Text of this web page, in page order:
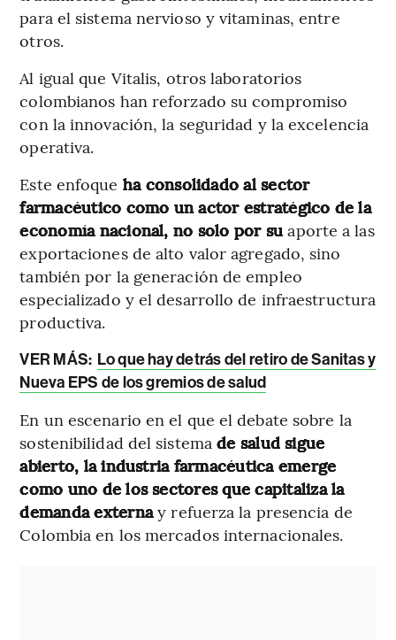
para el sistema nervioso y vitaminas, entre
otros.
Al igual que Vitalis, otros laboratorios
colombianos han reforzado su compromiso
con la innovación, la seguridad y la excelencia
operativa.
Este enfoque ha consolidado al sector
farmacéutico como un actor estratégico de la
economía nacional, no solo por su aporte a las
exportaciones de alto valor agregado, sino
también por la generación de empleo
especializado y el desarrollo de infraestructura
productiva.
VER MÁS: Lo que hay detrás del retiro de Sanitas y
Nueva EPS de los gremios de salud
En un escenario en el que el debate sobre la
sostenibilidad del sistemade salud sigue
abierto, la industria farmacéutica emerge
como uno de los sectores que capitaliza la
demanda externay refuerza la presencia de
Colombia en los mercados internacionales.